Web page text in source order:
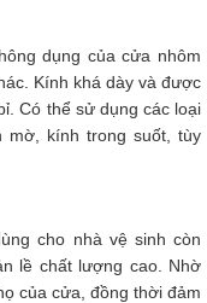
dụng của cửa nhôm
Kính khá dày và được
Có thể sử dụng các loại
mờ, kính trong suốt, tùy
cho nhà vệ sinh còn
lề chất lượng cao. Nhờ
của cửa, đồng thời đảm